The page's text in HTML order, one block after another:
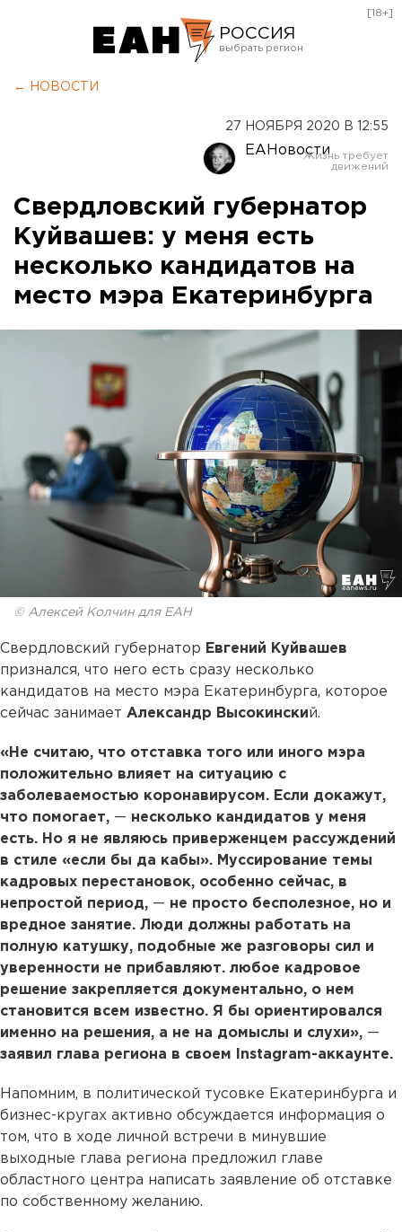
РОССИЯ
Оренбург
[18+]
← НОВОСТИ
27 НОЯБРЯ 2020 В 12:55
ЕАНовости
Свердловский губернатор
Куйвашев: у меня есть
несколько кандидатов на
место мэра Екатеринбурга
© Алексей Колчин для ЕАН
Свердловский губернатор Евгений Куйвашев
признался, что него есть сразу несколько
кандидатов на место мэра Екатеринбурга, которое
сейчас занимает Александр Высокинский.
«Не считаю, что отставка того или иного мэра
положительно влияет на ситуацию с
заболеваемостью коронавирусом. Если докажут,
что помогает, — несколько кандидатов у меня
есть. Но я не являюсь приверженцем рассуждений
в стиле «если бы да кабы». Муссирование темы
кадровых перестановок, особенно сейчас, в
непростой период, — не просто бесполезное, но и
вредное занятие. Люди должны работать на
полную катушку, подобные же разговоры сил и
уверенности не прибавляют. любое кадровое
решение закрепляется документально, о нем
становится всем известно. Я бы ориентировался
именно на решения, а не на домыслы и слухи», —
заявил глава региона в своем Instagram-аккаунте.
Напомним, в политической тусовке Екатеринбурга и
бизнес-кругах активно обсуждается информация о
том, что в ходе личной встречи в минувшие
выходные глава региона предложил главе
областного центра написать заявление об отставке
по собственному желанию.